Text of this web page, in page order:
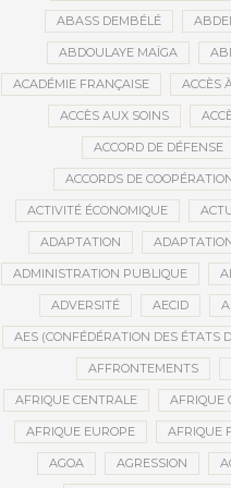
ABASS DEMBÉLÉ
ABDOULAYE MAÏGA
ACADÉMIE FRANÇAISE ACCÈS
ACCÈS AUX SOINS
ACCORD DE DÉFENSE
ACCORDS DE
ACTIVITÉ ÉCONOMIQUE
ADAPTATION
ADMINISTRATION PUBLIQUE
ADVERSITÉ AECID
AES (CONFÉDÉRATION DES ÉTATS
AFFRONTEMENTS
AFRIQUE CENTRALE AFRIQUE
AFRIQUE EUROPE AFRIQUE
AGOA AGRESSION